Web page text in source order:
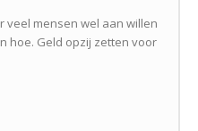
veel mensen wel aan willen
hoe. Geld opzij zetten voor